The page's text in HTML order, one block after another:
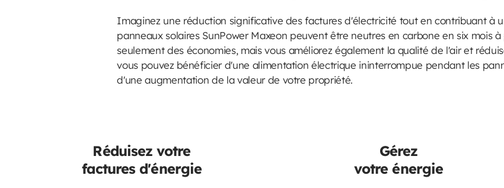
Imaginez une réduction significative des factures d'électricité tout en contribuant à
panneaux solaires SunPower Maxeon peuvent être neutres en carbone en six mois à
seulement des économies, mais vous améliorez également la qualité de l'air et
vous pouvez bénéficier d'une alimentation électrique ininterrompue pendant les
d'une augmentation de la valeur de votre propriété.
Réduisez votre
factures d'énergie
Gérez
votre énergie